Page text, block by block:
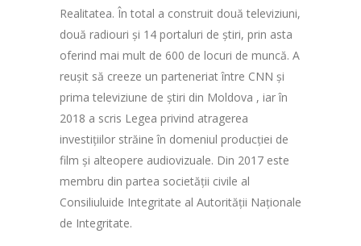
Realitatea. În total a construit două televiziuni,
două radiouri și 14 portaluri de știri, prin asta
oferind mai mult de 600 de locuri de muncă. A
reușit să creeze un parteneriat între CNN și
prima televiziune de știri din Moldova , iar în
2018 a scris Legea privind atragerea
investițiilor străine în domeniul producției de
film și alteopere audiovizuale. Din 2017 este
membru din partea societății civile al
Consiliuluide Integritate al Autorității Naționale
de Integritate.